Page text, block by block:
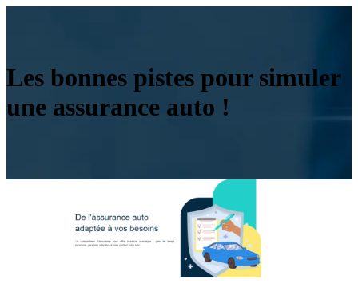
Les bonnes pistes pour simuler
une assurance auto !